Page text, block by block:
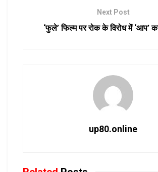
Next Post
‘फुले’ फिल्म पर रोक के विरोध में ‘आप’
up80.online